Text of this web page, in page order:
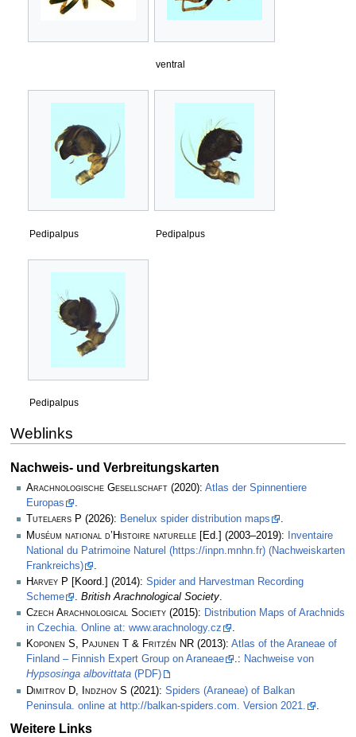
ventral
Pedipalpus Pedipalpus
Pedipalpus
Weblinks
Nachweis- und Verbreitungskarten
Arachnologische Gesellschaft (2020): Atlas der Spinnentiere
Europas
.
Tutelaers P (2026): Benelux spider distribution maps
.
Muséum national d’Histoire naturelle [Ed.] (2003–2019):
Inventaire
National du Patrimoine Naturel (https://inpn.mnhn.fr) (Nachweiskarten
Frankreichs)
Harvey P [Koord.] (2014): Spider and Harvestman Recording
Scheme
. British Arachnological Society.
Czech Arachnological Society (2015): Distribution Maps of Arachnids
in Czechia. Online at: www.arachnology.cz
.
Koponen S, Pajunen T & Fritzén NR (2013): Atlas of the Araneae of
Finland – Finnish Expert Group on Araneae
.: Nachweise von
Hypsosinga albovittata (PDF)
Dimitrov D, Indzhov S (2021): Spiders (Araneae) of Balkan
Peninsula. online at http://balkan-spiders.com. Version 2021.
Weitere Links